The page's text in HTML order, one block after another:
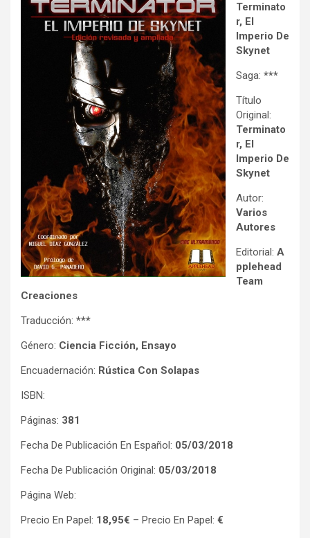
Terminato
r, El
Imperio De
Skynet
Saga: ***
Título
Original:
Terminato
r, El
Imperio De
Skynet
Autor:
Varios
Autores
Editorial: A
pplehead
Team
Creaciones
Traducción: ***
Género: Ciencia Ficción, Ensayo
Encuadernación: Rústica Con Solapas
ISBN:
Páginas: 381
Fecha De Publicación En Español: 05/03/2018
Fecha De Publicación Original: 05/03/2018
Página Web:
Precio En Papel: 18,95€ – Precio En Papel: €